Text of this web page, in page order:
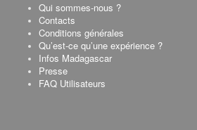
Qui sommes-nous ?
Contacts
Conditions générales
Qu’est-ce qu’une expérience ?
Infos Madagascar
Presse
FAQ Utilisateurs